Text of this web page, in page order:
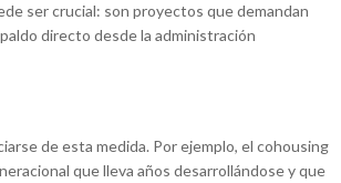
ser crucial: son proyectos que demandan
directo desde la administración
de esta medida. Por ejemplo, el cohousing
que lleva años desarrollándose y que